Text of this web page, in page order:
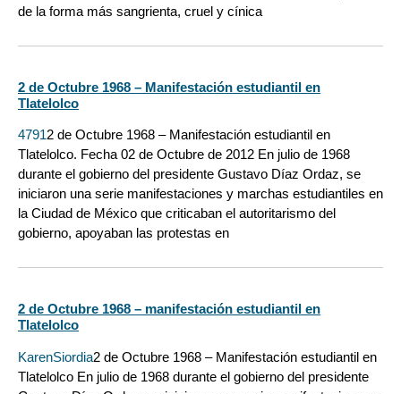
de la forma más sangrienta, cruel y cínica
2 de Octubre 1968 – Manifestación estudiantil en
Tlatelolco
47912 de Octubre 1968 – Manifestación estudiantil en
Tlatelolco. Fecha 02 de Octubre de 2012 En julio de 1968
durante el gobierno del presidente Gustavo Díaz Ordaz, se
iniciaron una serie manifestaciones y marchas estudiantiles en
la Ciudad de México que criticaban el autoritarismo del
gobierno, apoyaban las protestas en
2 de Octubre 1968 – manifestación estudiantil en
Tlatelolco
KarenSiordia2 de Octubre 1968 – Manifestación estudiantil en
Tlatelolco En julio de 1968 durante el gobierno del presidente